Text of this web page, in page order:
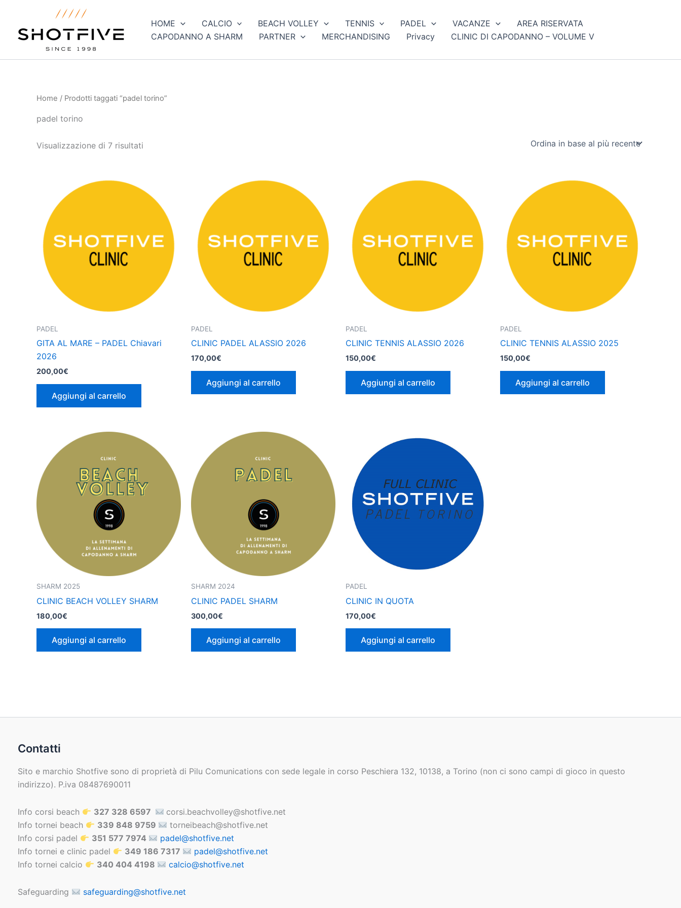
contenuto
HOME CALCIO BEACH VOLLEY TENNIS PADEL VACANZE
AREA RISERVATA
CAPODANNO A SHARM
PARTNER MERCHANDISING Privacy CLINIC DI CAPODANNO – VOLUME V
Home / Prodotti taggati “padel torino”
padel torino
Visualizzazione di 7 risultati
base
più
PADEL
GITA AL MARE – PADEL Chiavari
2026
200,00€
Aggiungi al carrello
PADEL
CLINIC PADEL ALASSIO 2026
170,00€
Aggiungi al carrello
PADEL
CLINIC TENNIS ALASSIO 2026
150,00€
Aggiungi al carrello
PADEL
CLINIC TENNIS ALASSIO 2025
150,00€
Aggiungi al carrello
SHARM 2025
CLINIC BEACH VOLLEY SHARM
180,00€
Aggiungi al carrello
SHARM 2024
CLINIC PADEL SHARM
300,00€
Aggiungi al carrello
PADEL
CLINIC IN QUOTA
170,00€
Aggiungi al carrello
Contatti
Sito e marchio Shotfive sono di proprietà di Pilu Comunications con sede legale in corso Peschiera 132, 10138, a Torino (non ci sono campi di gioco in questo
indirizzo). P.iva 08487690011
Info corsi beach 327 328 6597
corsi.beachvolley@shotfive.net
Info tornei beach
339 848 9759
torneibeach@shotfive.net
Info corsi padel
351 577 7974
padel@shotfive.net
Info tornei e clinic padel
349 186 7317
padel@shotfive.net
Info tornei calcio
340 404 4198 calcio@shotfive.net
Safeguarding safeguarding@shotfive.net